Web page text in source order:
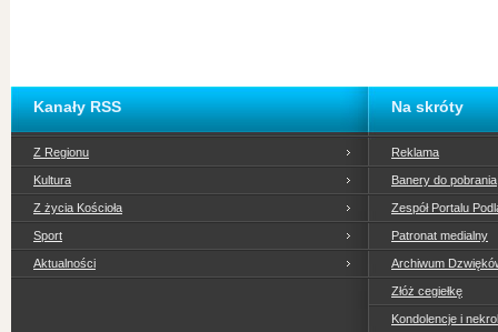
Kanały RSS
Z Regionu
Kultura
Z życia Kościoła
Sport
Aktualności
Na skróty
Reklama
Banery do pobrania
Zespół Portalu
Patronat medialny
Archiwum
Złóż cegiełkę
Kondolencje i